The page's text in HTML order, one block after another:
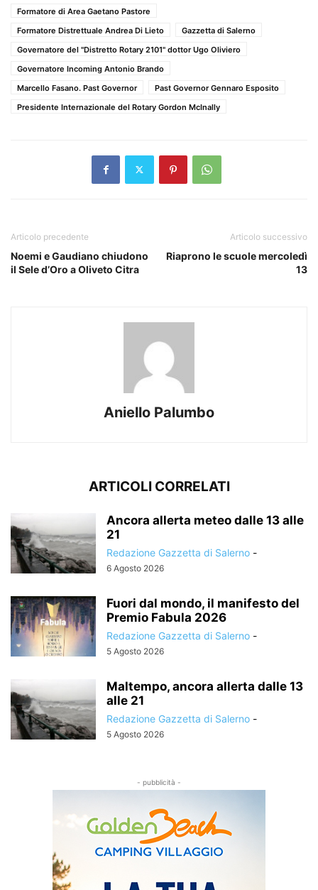
Formatore di Area Gaetano Pastore
Formatore Distrettuale Andrea Di Lieto
Gazzetta di Salerno
Governatore del "Distretto Rotary 2101" dottor Ugo Oliviero
Governatore Incoming Antonio Brando
Marcello Fasano. Past Governor
Past Governor Gennaro Esposito
Presidente Internazionale del Rotary Gordon McInally
Articolo precedente
Noemi e Gaudiano chiudono
il Sele d’Oro a Oliveto Citra
Articolo successivo
Riaprono le scuole mercoledì
13
Aniello Palumbo
ARTICOLI CORRELATI
Ancora allerta meteo dalle 13 alle
21
Redazione Gazzetta di Salerno -
6 Agosto 2026
Fuori dal mondo, il manifesto del
Premio Fabula 2026
Redazione Gazzetta di Salerno -
5 Agosto 2026
Maltempo, ancora allerta dalle 13
alle 21
Redazione Gazzetta di Salerno -
5 Agosto 2026
- pubblicità -